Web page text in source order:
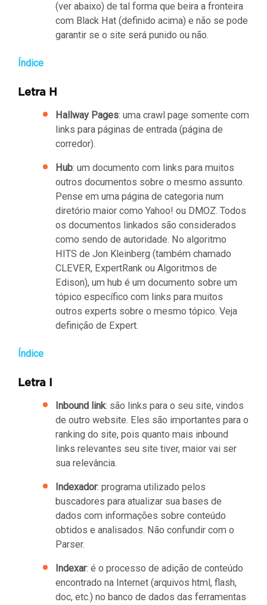
(ver abaixo) de tal forma que beira a fronteira
com Black Hat (definido acima) e não se pode
garantir se o site será punido ou não.
Índice
Letra H
Hallway Pages: uma crawl page somente com
links para páginas de entrada (página de
corredor).
Hub: um documento com links para muitos
outros documentos sobre o mesmo assunto.
Pense em uma página de categoria num
diretório maior como Yahoo! ou DMOZ. Todos
os documentos linkados são considerados
como sendo de autoridade. No algoritmo
HITS de Jon Kleinberg (também chamado
CLEVER, ExpertRank ou Algoritmos de
Edison), um hub é um documento sobre um
tópico específico com links para muitos
outros experts sobre o mesmo tópico. Veja
definição de Expert.
Índice
Letra I
Inbound link: são links para o seu site, vindos
de outro website. Eles são importantes para o
ranking do site, pois quanto mais inbound
links relevantes seu site tiver, maior vai ser
sua relevância.
Indexador: programa utilizado pelos
buscadores para atualizar sua bases de
dados com informações sobre conteúdo
obtidos e analisados. Não confundir com o
Parser.
Indexar: é o processo de adição de conteúdo
encontrado na Internet (arquivos html, flash,
doc, etc.) no banco de dados das ferramentas